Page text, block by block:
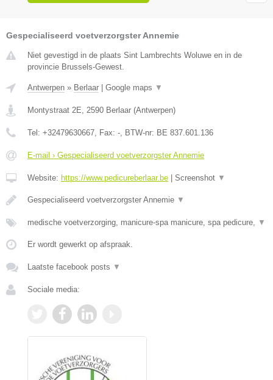
Gespecialiseerd voetverzorgster Annemie
Niet gevestigd in de plaats Sint Lambrechts Woluwe en in de
provincie Brussels-Gewest.
Antwerpen » Berlaar Google maps ▼
Montystraat 2E, 2590 Berlaar (Antwerpen)
Tel: +32479630667, Fax: -, BTW-nr: BE 837.601.136
E-mail › Gespecialiseerd voetverzorgster Annemie
Website: https://www.pedicureberlaar.be Screenshot ▼
Gespecialiseerd voetverzorgster Annemie ▼
medische voetverzorging, manicure-spa manicure, spa pedicure, ▼
Er wordt gewerkt op afspraak.
Laatste facebook posts ▼
Sociale media: